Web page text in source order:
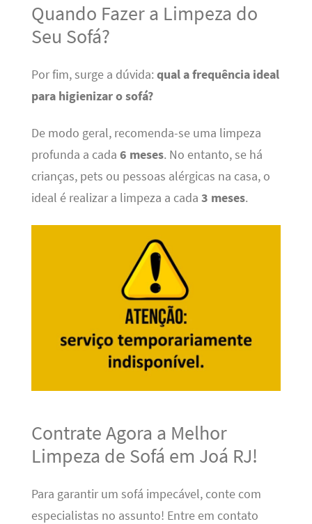
Quando Fazer a Limpeza do
Seu Sofá?
Por fim, surge a dúvida: qual a frequência ideal
para higienizar o sofá?
De modo geral, recomenda-se uma limpeza
profunda a cada 6 meses. No entanto, se há
crianças, pets ou pessoas alérgicas na casa, o
ideal é realizar a limpeza a cada 3 meses.
Contrate Agora a Melhor
Limpeza de Sofá em Joá RJ!
Para garantir um sofá impecável, conte com
especialistas no assunto! Entre em contato